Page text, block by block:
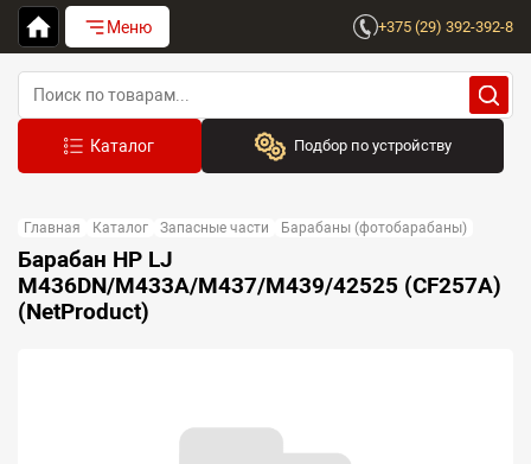
Меню +375 (29) 392-392-8
Подбор по устройству
Выберите бренд
Устройство:
Главная Каталог Запасные части Барабаны (фотобарабаны)
Барабан HP LJ
M436DN/M433A/M437/M439/42525 (CF257A)
(NetProduct)